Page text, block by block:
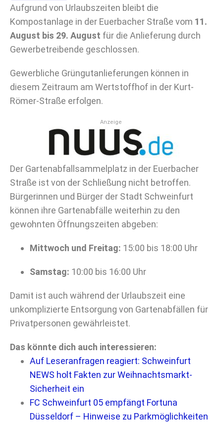
Aufgrund von Urlaubszeiten bleibt die
Kompostanlage in der Euerbacher Straße vom 11.
August bis 29. August für die Anlieferung durch
Gewerbetreibende geschlossen.
Gewerbliche Grüngutanlieferungen können in
diesem Zeitraum am Wertstoffhof in der Kurt-
Römer-Straße erfolgen.
Anzeige
Der Gartenabfallsammelplatz in der Euerbacher
Straße ist von der Schließung nicht betroffen.
Bürgerinnen und Bürger der Stadt Schweinfurt
können ihre Gartenabfälle weiterhin zu den
gewohnten Öffnungszeiten abgeben:
Mittwoch und Freitag: 15:00 bis 18:00 Uhr
Samstag: 10:00 bis 16:00 Uhr
Damit ist auch während der Urlaubszeit eine
unkomplizierte Entsorgung von Gartenabfällen für
Privatpersonen gewährleistet.
Das könnte dich auch interessieren:
Auf Leseranfragen reagiert: Schweinfurt
NEWS holt Fakten zur Weihnachtsmarkt-
Sicherheit ein
FC Schweinfurt 05 empfängt Fortuna
Düsseldorf – Hinweise zu Parkmöglichkeiten